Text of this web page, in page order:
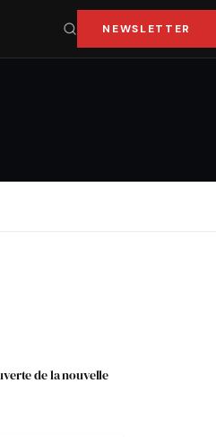
NEWSLETTER
de la nouvelle